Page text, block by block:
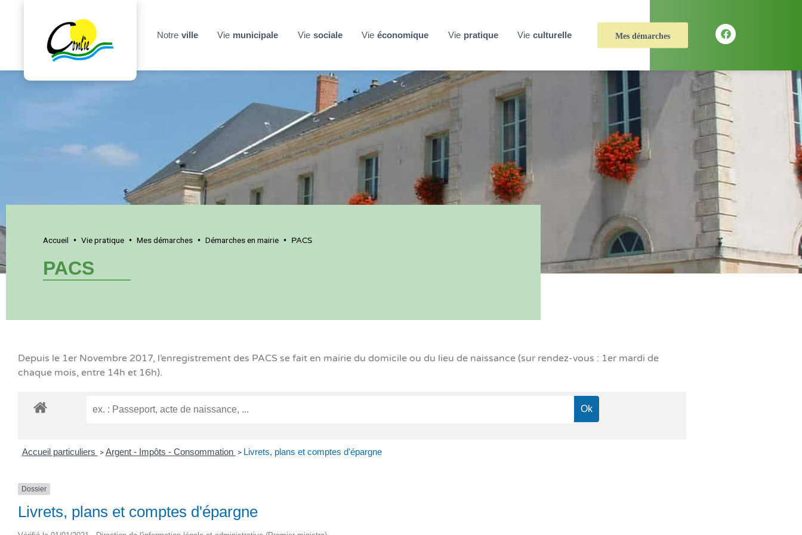
Notre ville Vie municipale Vie sociale Vie économique Vie pratique Vie culturelle Mes démarches
Accueil • Vie pratique • Mes démarches • Démarches en mairie • PACS
PACS
Depuis le 1er Novembre 2017, l’enregistrement des PACS se fait en mairie du domicile ou du lieu de naissance (sur rendez-vous : 1er mardi de
chaque mois, entre 14h et 16h).
Accueil particuliers > Argent - Impôts - Consommation > Livrets, plans et comptes d'épargne
Dossier
Livrets, plans et comptes d'épargne